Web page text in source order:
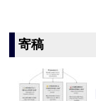
寄稿